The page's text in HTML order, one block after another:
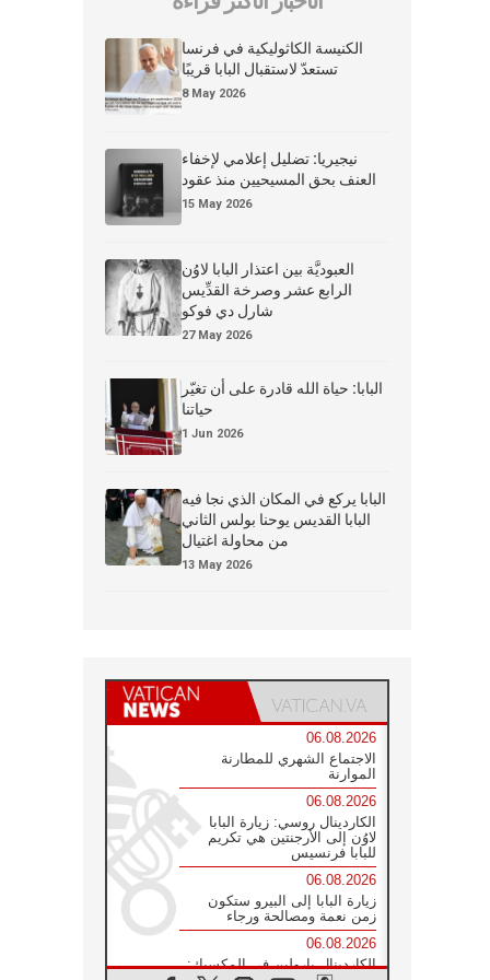
الكنيسة الكاثوليكية في فرنسا
تستعدّ لاستقبال البابا قريبًا
8 May 2026
نيجيريا: تضليل إعلامي لإخفاء
العنف بحق المسيحيين منذ عقود
15 May 2026
العبوديَّة بين اعتذار البابا لاوُن
الرابع عشر وصرخة القدِّيس
شارل دي فوكو
27 May 2026
البابا: حياة الله قادرة على أن تغيّر
حياتنا
1 Jun 2026
البابا يركع في المكان الذي نجا فيه
البابا القديس يوحنا بولس الثاني
من محاولة اغتيال
13 May 2026
06.08.2026
الاجتماع الشهري للمطارنة
الموارنة
06.08.2026
الكاردينال روسي: زيارة البابا
لاوُن إلى الأرجنتين هي تكريم
للبابا فرنسيس
06.08.2026
زيارة البابا إلى البيرو ستكون
زمن نعمة ومصالحة ورجاء
06.08.2026
الكاردينال بارولين في المكسيك: